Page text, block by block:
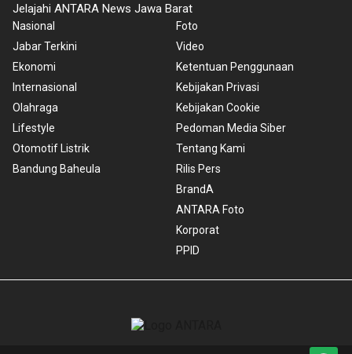
Jelajahi ANTARA News Jawa Barat
Nasional
Jabar Terkini
Ekonomi
Internasional
Olahraga
Lifestyle
Otomotif Listrik
Bandung Baheula
Foto
Video
Ketentuan Penggunaan
Kebijakan Privasi
Kebijakan Cookie
Pedoman Media Siber
Tentang Kami
Rilis Pers
BrandA
ANTARA Foto
Korporat
PPID